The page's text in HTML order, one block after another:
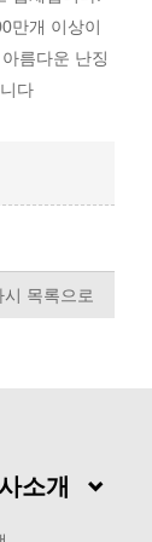
만개 이상이
름다운 난징
다
시 목록으로
소개